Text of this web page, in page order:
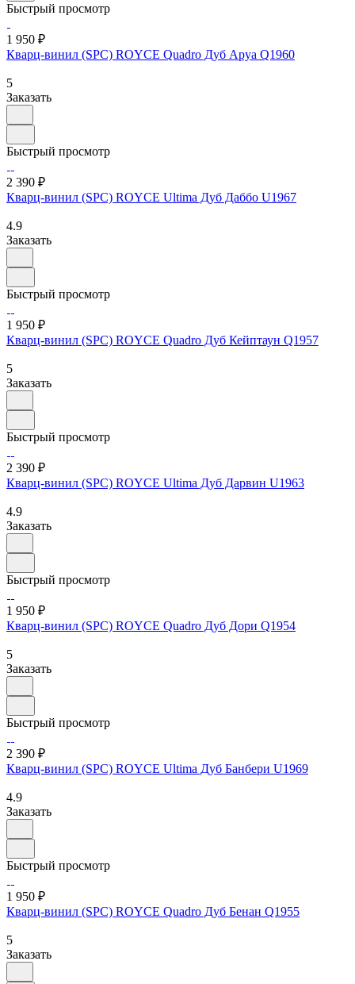
Быстрый просмотр
1 950 ₽
Кварц-винил (SPC) ROYCE Quadro Дуб Аруа Q1960
5
Заказать
Быстрый просмотр
2 390 ₽
Кварц-винил (SPC) ROYCE Ultima Дуб Даббо U1967
4.9
Заказать
Быстрый просмотр
1 950 ₽
Кварц-винил (SPC) ROYCE Quadro Дуб Кейптаун Q1957
5
Заказать
Быстрый просмотр
2 390 ₽
Кварц-винил (SPC) ROYCE Ultima Дуб Дарвин U1963
4.9
Заказать
Быстрый просмотр
1 950 ₽
Кварц-винил (SPC) ROYCE Quadro Дуб Дори Q1954
5
Заказать
Быстрый просмотр
2 390 ₽
Кварц-винил (SPC) ROYCE Ultima Дуб Банбери U1969
4.9
Заказать
Быстрый просмотр
1 950 ₽
Кварц-винил (SPC) ROYCE Quadro Дуб Бенан Q1955
5
Заказать